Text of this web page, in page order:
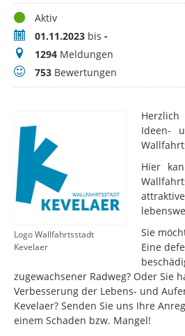
StatusAktiv
Zeitraum01.11.2023 bis -
Meldungen
1294 Meldungen
Bewertungen
753 Bewertungen
Logo Wallfahrtsstadt
Kevelaer
Ideen-
Hier
Sie
Eine
zugewachsener Radweg? Oder Sie
Verbesserung der Lebens- und
Kevelaer? Senden Sie uns Ihre
einem Schaden bzw. Mangel!